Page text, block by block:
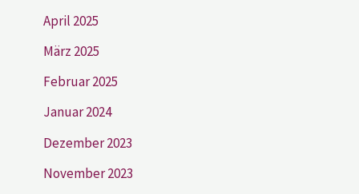
April 2025
März 2025
Februar 2025
Januar 2024
Dezember 2023
November 2023